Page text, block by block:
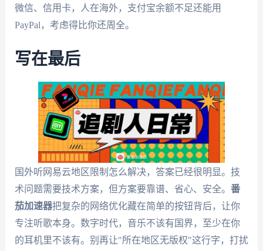
微信、信用卡，人在海外，支付宝余额不足还能用
PayPal，考虑得比你还周全。
写在最后
国外听网易云地区限制怎么解决，答案已经很明显。技
术问题需要技术方案，但方案要靠谱、省心、安全。 番
茄加速器把复杂的网络优化藏在简单的按钮背后，让你
专注听歌本身。数字时代，音乐不该有国界，至少在你
的耳机里不该有。别再让"所在地区无版权"这行字，打扰